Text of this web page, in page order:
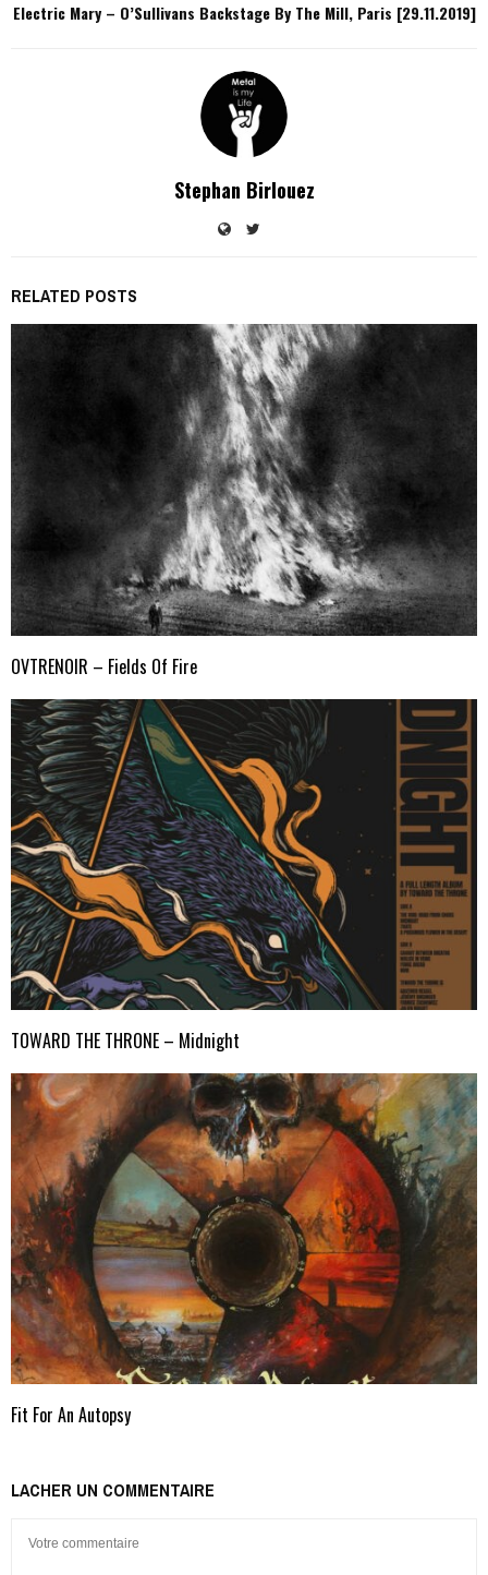
Electric Mary – O’Sullivans Backstage By The Mill, Paris [29.11.2019]
Stephan Birlouez
RELATED POSTS
OVTRENOIR – Fields Of Fire
TOWARD THE THRONE – Midnight
Fit For An Autopsy
LACHER UN COMMENTAIRE